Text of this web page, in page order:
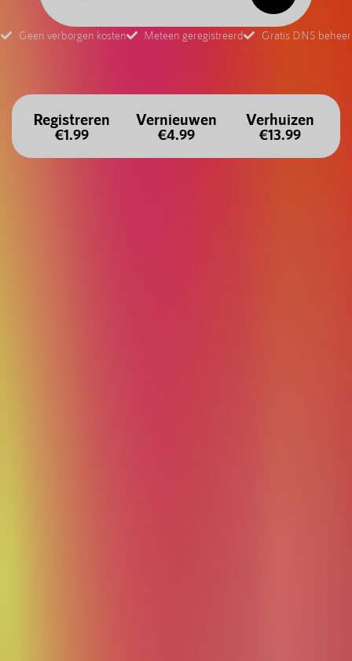
Geen verborgen kosten Meteen geregistreerd Gratis DNS beheer
Registreren
€1.99
Vernieuwen
€4.99
Verhuizen
€13.99